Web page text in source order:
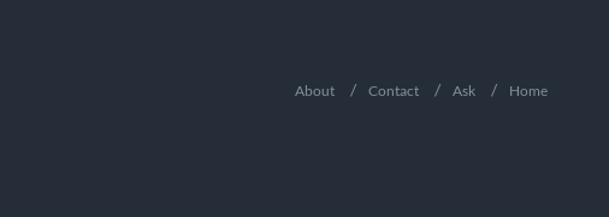
Home
Ask
Contact
About